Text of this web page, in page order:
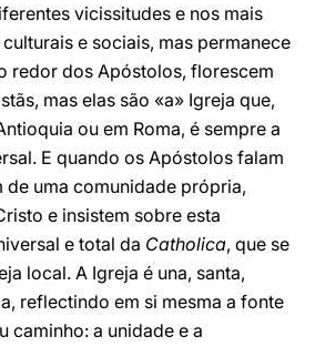
vicissitudes e nos mais
e sociais, mas permanece
redor dos Apóstolos, florescem
mas elas são «a» Igreja que,
ou em Roma, é sempre a
E quando os Apóstolos falam
de uma comunidade própria,
e insistem sobre esta
e total da Catholica, que se
local. A Igreja é una, santa,
reflectindo em si mesma a fonte
caminho: a unidade e a